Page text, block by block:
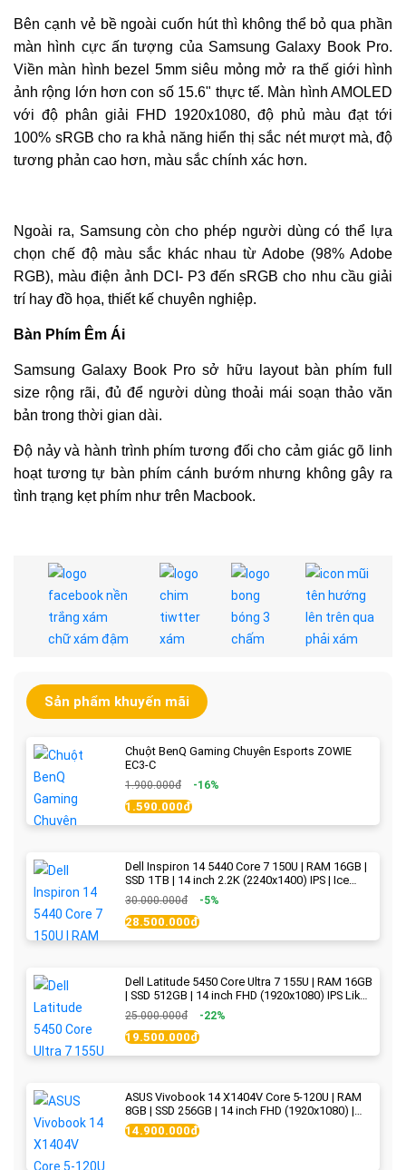
Bên cạnh vẻ bề ngoài cuốn hút thì không thể bỏ qua phần
màn hình cực ấn tượng của Samsung Galaxy Book Pro.
Viền màn hình bezel 5mm siêu mỏng mở ra thế giới hình
ảnh rộng lớn hơn con số 15.6" thực tế. Màn hình AMOLED
với độ phân giải FHD 1920x1080, độ phủ màu đạt tới
100% sRGB cho ra khả năng hiển thị sắc nét mượt mà, độ
tương phản cao hơn, màu sắc chính xác hơn.
Ngoài ra, Samsung còn cho phép người dùng có thể lựa
chọn chế độ màu sắc khác nhau từ Adobe (98% Adobe
RGB), màu điện ảnh DCI- P3 đến sRGB cho nhu cầu giải
trí hay đồ họa, thiết kế chuyên nghiệp.
Bàn Phím Êm Ái
Samsung Galaxy Book Pro sở hữu layout bàn phím full
size rộng rãi, đủ để người dùng thoải mái soạn thảo văn
bản trong thời gian dài.
Độ nảy và hành trình phím tương đối cho cảm giác gõ linh
hoạt tương tự bàn phím cánh bướm nhưng không gây ra
tình trạng kẹt phím như trên Macbook.
Sản phẩm khuyến mãi
Chuột BenQ Gaming Chuyên Esports ZOWIE
EC3-C
1.900.000đ -16%
1.590.000đ
Dell Inspiron 14 5440 Core 7 150U | RAM 16GB |
SSD 1TB | 14 inch 2.2K (2240x1400) IPS | Ice
Blue - New Fullbox
30.000.000đ -5%
28.500.000đ
Dell Latitude 5450 Core Ultra 7 155U | RAM 16GB
| SSD 512GB | 14 inch FHD (1920x1080) IPS Like
new
25.000.000đ -22%
19.500.000đ
ASUS Vivobook 14 X1404V Core 5-120U | RAM
8GB | SSD 256GB | 14 inch FHD (1920x1080) |
Quiet Blue - New Fullbox
14.900.000đ